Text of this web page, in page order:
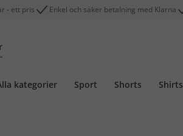
- ett pris Enkel och säker betalning med Klarna
kategorier Sport Shorts Shirts